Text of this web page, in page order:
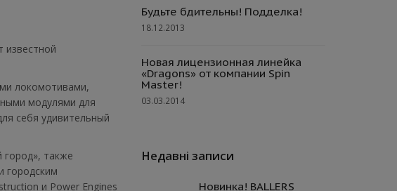
известной
локомотивами,
модулями для
себя удивительный
также
городским
и Power Engines
Будьте бдительны! Подделка!
18.12.2013
Новая лицензионная линейка
«Dragons» от компании Spin
Master!
03.03.2014
Недавні записи
Новинка! BALLERS